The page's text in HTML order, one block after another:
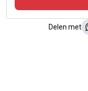
Delen met